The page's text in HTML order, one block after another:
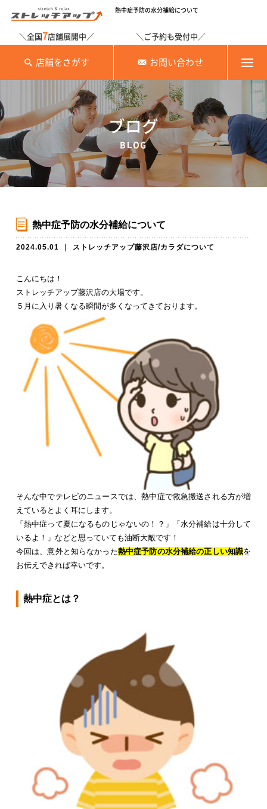
熱中症予防の水分補給について
＼全国7店舗展開中／
店舗をさがす
＼ご予約も受付中／
お問い合わせ
ブログ
BLOG
熱中症予防の水分補給について
2024.05.01 ストレッチアップ藤沢店/カラダについて
こんにちは！
ストレッチアップ藤沢店の大場です。
５月に入り暑くなる瞬間が多くなってきております。
そんな中でテレビのニュースでは、熱中症で救急搬送される方が増
えているとよく耳にします。
「熱中症って夏になるものじゃないの！？」「水分補給は十分して
いるよ！」などと思っていても油断大敵です！
今回は、意外と知らなかった熱中症予防の水分補給の正しい知識を
お伝えできれば幸いです。
熱中症とは？